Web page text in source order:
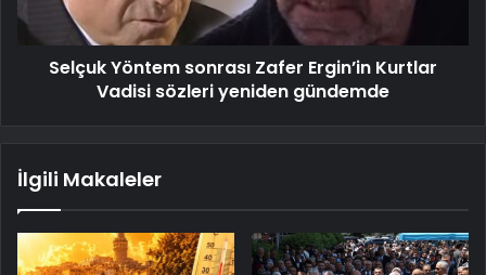
Selçuk Yöntem sonrası Zafer Ergin’in Kurtlar
Vadisi sözleri yeniden gündemde
İlgili Makaleler